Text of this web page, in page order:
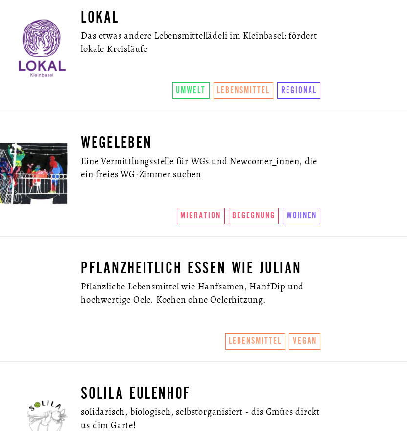
LOKAL
Das etwas andere Lebensmittellädeli im Kleinbasel: fördert
lokale Kreisläufe
UMWELT LEBENSMITTEL REGIONAL
WEGELEBEN
Eine Vermittlungsstelle für WGs und Newcomer_innen, die
ein freies WG-Zimmer suchen
MIGRATION BEGEGNUNG WOHNEN
PFLANZHEITLICH ESSEN WIE JULIAN
Pflanzliche Lebensmittel wie Hanfsamen, HanfDip und
hochwertige Oele. Kochen ohne Oelerhitzung.
LEBENSMITTEL VEGAN
SOLILA EULENHOF
solidarisch, biologisch, selbstorganisiert - dis Gmües direkt
us dim Garte!